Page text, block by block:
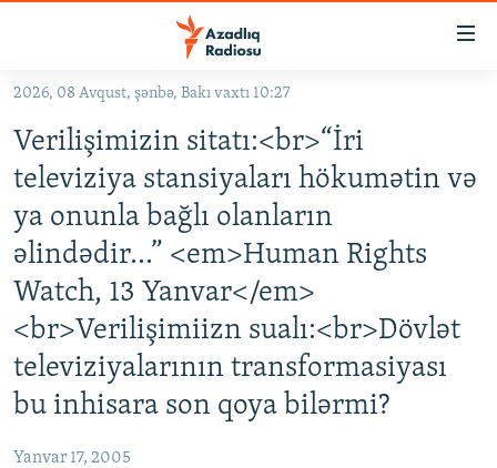
Əsas
qayıt
Əsas
qayıt
Axtarışa
keç
#İZAHLA
KORRUPSIOMETR
#ƏSLINDƏ
FƏRQƏ BAX
QANUNI DOĞRU
ARAŞDIRMA
MULTIMEDIA
2026, 08 Avqust, şənbə, Bakı vaxtı 10:27
Verilişimizin sitatı:<br>“İri
televiziya stansiyaları hökumətin və
ya onunla bağlı olanların
əlindədir...” <em>Human Rights
Watch, 13 Yanvar</em>
<br>Verilişimiizn sualı:<br>Dövlət
televiziyalarının transformasiyası
bu inhisara son qoya bilərmi?
Yanvar 17, 2005